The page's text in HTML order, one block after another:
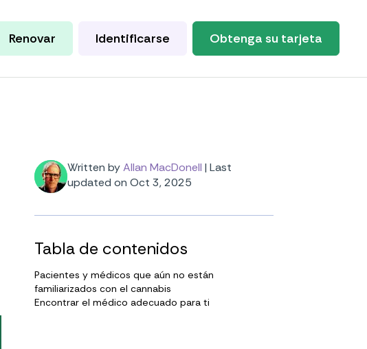
Renovar Identificarse Obtenga su tarjeta
Written byAllan MacDonell | Last
updated on Oct 3, 2025
Tabla de contenidos
Pacientes y médicos que aún no están
familiarizados con el cannabis
Encontrar el médico adecuado para ti